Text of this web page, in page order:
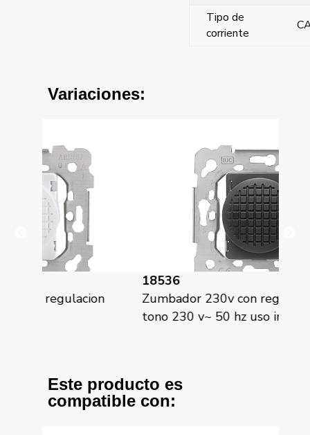
Tipo de
corriente
Variaciones:
Zumbador 230v con regulacion de
tono 230 v~ 50 hz uso intermitente
Este producto es
compatible con: